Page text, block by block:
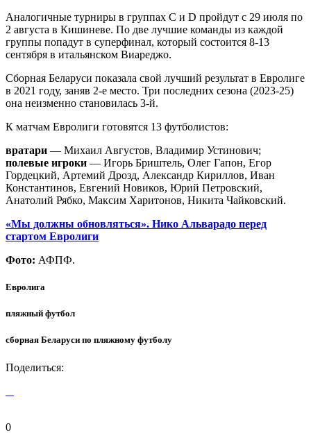
Аналогичные турниры в группах С и D пройдут с 29 июля по
2 августа в Кишиневе. По две лучшие команды из каждой
группы попадут в суперфинал, который состоится 8-13
сентября в итальянском Виареджо.
Сборная Беларуси показала свой лучший результат в Евролиге
в 2021 году, заняв 2-е место. Три последних сезона (2023-25)
она неизменно становилась 3-й.
К матчам Евролиги готовятся 13 футболистов:
вратари — Михаил Августов, Владимир Устинович;
полевые игроки — Игорь Бриштель, Олег Гапон, Егор
Гордецкий, Артемий Дрозд, Александр Кириллов, Иван
Константинов, Евгений Новиков, Юрий Петровский,
Анатолий Рябко, Максим Харитонов, Никита Чайковский.
«Мы должны обновляться». Нико Альварадо перед
стартом Евролиги
Фото: АФПФ.
Евролига
пляжный футбол
сборная Беларуси по пляжному футболу
Поделиться:
0